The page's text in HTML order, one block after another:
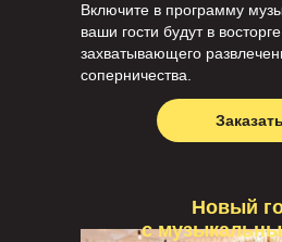
Включите в программу
ваши гости будут в
захватывающего
соперничества.
Новый
с
Заказать